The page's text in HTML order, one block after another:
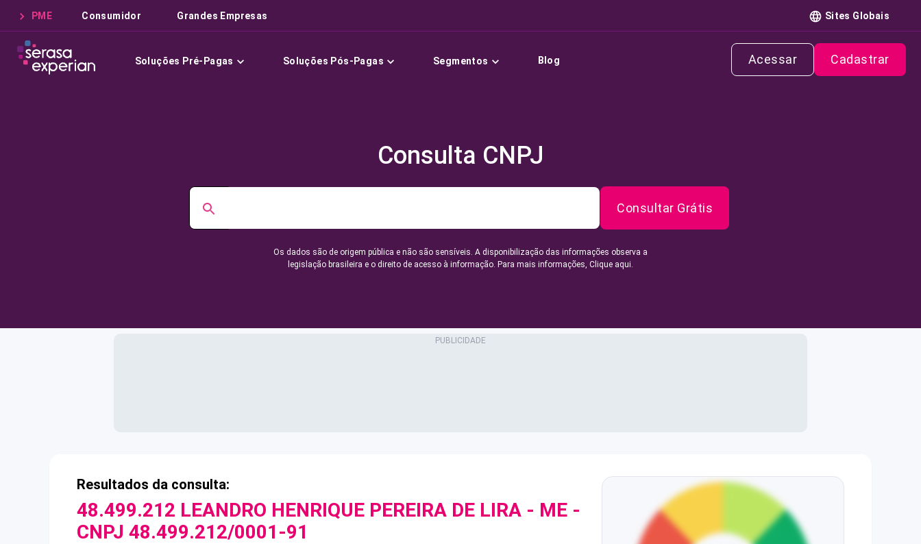
PME Consumidor Grandes Empresas Sites Globais
Soluções Pré-Pagas Soluções Pós-Pagas Segmentos Blog Acessar Cadastrar
Consulta CNPJ
Consultar Grátis
Os dados são de origem pública e não são sensíveis. A disponibilização das informações observa a
legislação brasileira e o direito de acesso à informação. Para mais informações, Clique aqui.
Resultados da consulta:
48.499.212 LEANDRO HENRIQUE PEREIRA DE LIRA - ME -
CNPJ 48.499.212/0001-91